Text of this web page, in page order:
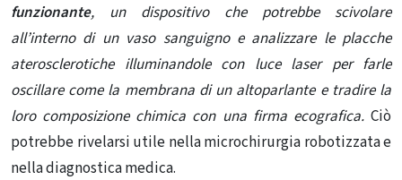
funzionante, un dispositivo che potrebbe scivolare
all’interno di un vaso sanguigno e analizzare le placche
aterosclerotiche illuminandole con luce laser per farle
oscillare come la membrana di un altoparlante e tradire la
loro composizione chimica con una firma ecografica. Ciò
potrebbe rivelarsi utile nella microchirurgia robotizzata e
nella diagnostica medica.